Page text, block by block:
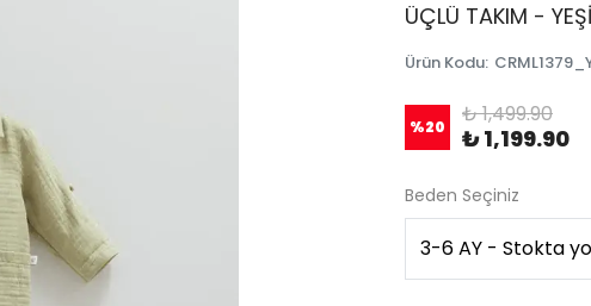
ÜÇLÜ TAKIM -
Ürün Kodu:
%20 ₺ 1,499.90
₺ 1,199.90
Beden Seçiniz